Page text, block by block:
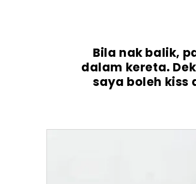
Bila nak balik,
dalam kereta.
saya boleh kiss